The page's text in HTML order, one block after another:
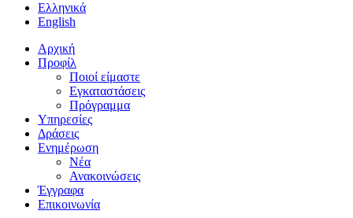
Ελληνικά
English
Αρχική
Προφίλ
Ποιοί είμαστε
Εγκαταστάσεις
Πρόγραμμα
Υπηρεσίες
Δράσεις
Ενημέρωση
Νέα
Ανακοινώσεις
Έγγραφα
Επικοινωνία